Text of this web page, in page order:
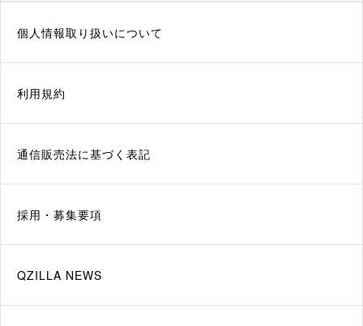
個人情報取り扱いについて
利用規約
通信販売法に基づく表記
採用・募集要項
QZILLA NEWS